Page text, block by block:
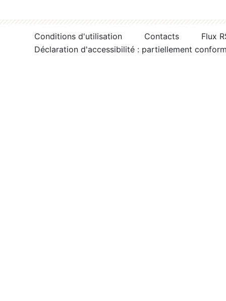
Conditions d'utilisation Contacts
Flux
Déclaration d'accessibilité : partiellement